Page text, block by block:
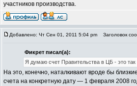
участников производства.
Добавлено: Чт Сен 01, 2011 5:04 pm Заголовок
Фикрет писал(а):
Я думаю счет Правительства в ЦБ - это
На это, конечно, наталкивают вроде бы
счета на конкретную дату — 1 февраля 2008